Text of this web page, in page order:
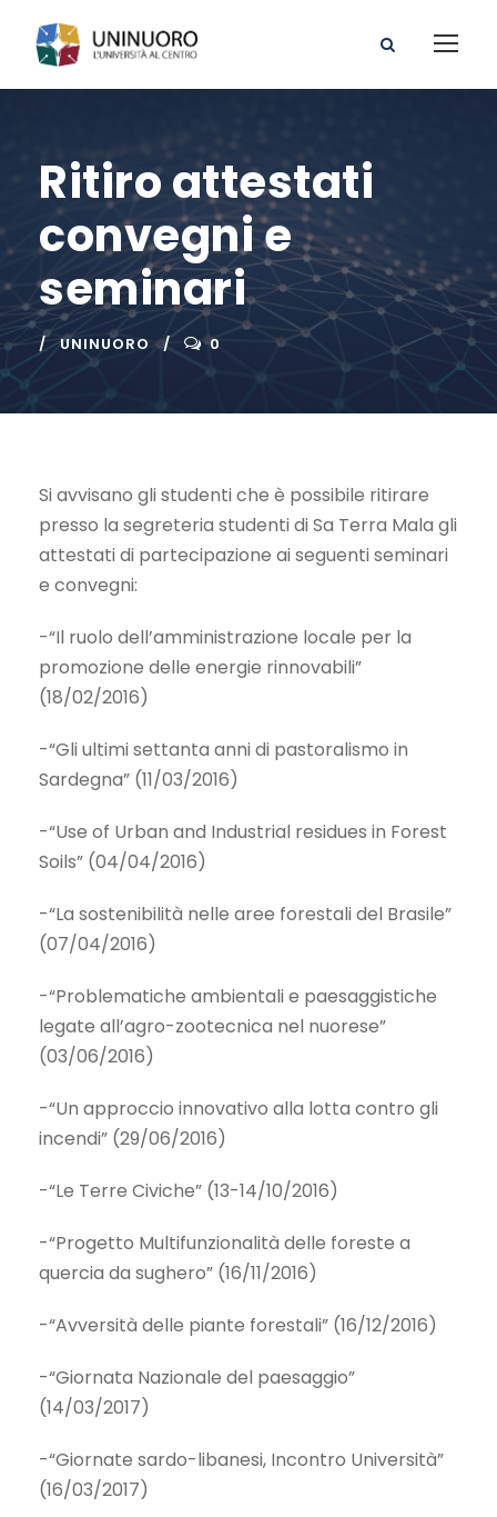
Ritiro attestati
convegni e
seminari
UNINUORO 0
Si avvisano gli studenti che è possibile ritirare
presso la segreteria studenti di Sa Terra Mala gli
attestati di partecipazione ai seguenti seminari
e convegni:
-“Il ruolo dell’amministrazione locale per la
promozione delle energie rinnovabili”
(18/02/2016)
-“Gli ultimi settanta anni di pastoralismo in
Sardegna” (11/03/2016)
-“Use of Urban and Industrial residues in Forest
Soils” (04/04/2016)
-“La sostenibilità nelle aree forestali del Brasile”
(07/04/2016)
-“Problematiche ambientali e paesaggistiche
legate all’agro-zootecnica nel nuorese”
(03/06/2016)
-“Un approccio innovativo alla lotta contro gli
incendi” (29/06/2016)
-“Le Terre Civiche” (13-14/10/2016)
-“Progetto Multifunzionalità delle foreste a
quercia da sughero” (16/11/2016)
-“Avversità delle piante forestali” (16/12/2016)
-“Giornata Nazionale del paesaggio”
(14/03/2017)
-“Giornate sardo-libanesi, Incontro Università”
(16/03/2017)